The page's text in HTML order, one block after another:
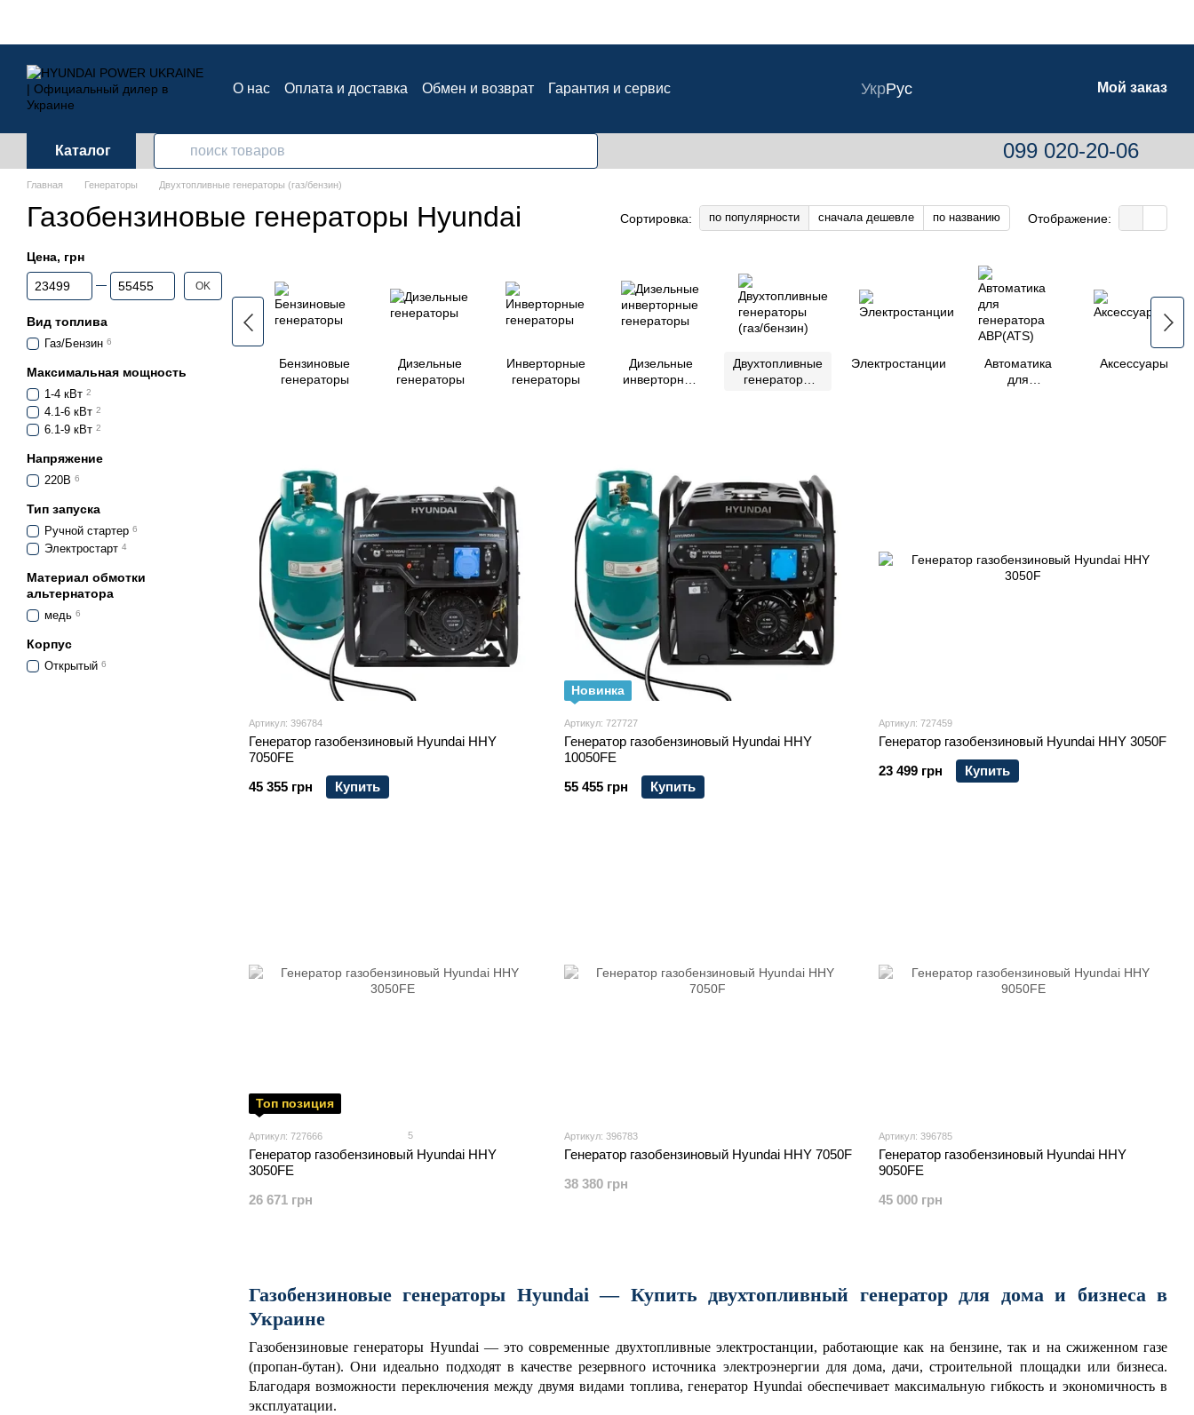
О нас Оплата и доставка Обмен и возврат
Гарантия и сервис
УкрРус Мой заказ
Каталог 099 020-20-06
Главная Генераторы Двухтопливные генераторы (газ/бензин)
Газобензиновые генераторы Hyundai Сортировка: по популярности сначала дешевле по названию Отображение:
Бензиновые
генераторы
Дизельные
генераторы
Инверторные
генераторы
Дизельные
инверторные
Двухтопливные
генераторы
Электростанции
Автоматика
для
Аксессуары
Газобензиновые генераторы Hyundai — Купить двухтопливный генератор для дома и бизнеса в
Украине
Газобензиновые генераторы Hyundai — это современные двухтопливные электростанции, работающие как на бензине, так и на сжиженном газе
(пропан-бутан). Они идеально подходят в качестве резервного источника электроэнергии для дома, дачи, строительной площадки или бизнеса.
Благодаря возможности переключения между двумя видами топлива, генератор Hyundai обеспечивает максимальную гибкость и экономичность в
эксплуатации.
Артикул: 396784
Генератор газобензиновый Hyundai HHY
7050FE
45 355 грн
Купить
Новинка
Артикул: 727727
Генератор газобензиновый Hyundai HHY
10050FE
55 455 грн
Купить
Артикул: 727459
Генератор газобензиновый Hyundai HHY 3050F
23 499 грн
Купить
Топ позиция
Артикул: 727666 5
Генератор газобензиновый Hyundai HHY
3050FE
26 671 грн
Артикул: 396783
Генератор газобензиновый Hyundai HHY 7050F
38 380 грн
Артикул: 396785
Генератор газобензиновый Hyundai HHY
9050FE
45 000 грн
Цена, грн
От Цена, грн
До Цена, грн OK
Вид топлива
Газ/Бензин 6
Максимальная мощность
1-4 кВт 2
4.1-6 кВт 2
6.1-9 кВт 2
Напряжение
220В 6
Тип запуска
Ручной стартер 6
Электростарт 4
Материал обмотки
альтернатора
медь 6
Корпус
Открытый 6